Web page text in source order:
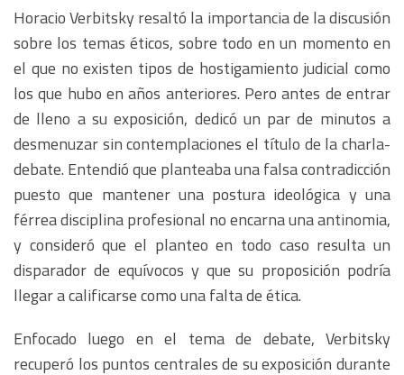
Horacio Verbitsky resaltó la importancia de la discusión
sobre los temas éticos, sobre todo en un momento en
el que no existen tipos de hostigamiento judicial como
los que hubo en años anteriores. Pero antes de entrar
de lleno a su exposición, dedicó un par de minutos a
desmenuzar sin contemplaciones el título de la charla-
debate. Entendió que planteaba una falsa contradicción
puesto que mantener una postura ideológica y una
férrea disciplina profesional no encarna una antinomia,
y consideró que el planteo en todo caso resulta un
disparador de equívocos y que su proposición podría
llegar a calificarse como una falta de ética.
Enfocado luego en el tema de debate, Verbitsky
recuperó los puntos centrales de su exposición durante